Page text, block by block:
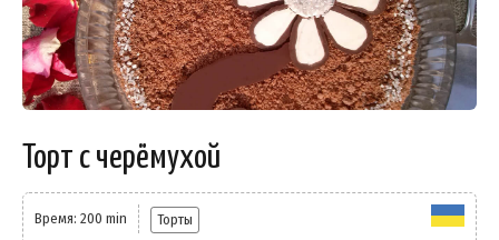
Торт с черёмухой
Время: 200 min Торты